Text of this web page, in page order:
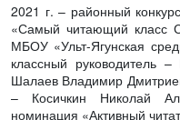
2021 г. – районный
«Самый читающий класс
МБОУ «Ульт-Ягунская
классный руководитель
Шалаев Владимир
– Косичкин Николай
номинация «Активный